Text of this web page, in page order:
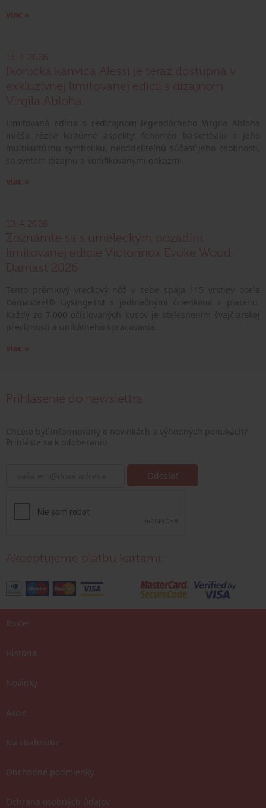
viac »
13. 4. 2026
Ikonická kanvica Alessi je teraz dostupná v
exkluzívnej limitovanej edícii s dizajnom
Virgila Abloha
viac »
10. 4. 2026
Zoznámte sa s umeleckým pozadím
limitovanej edície Victorinox Evoke Wood
Damast 2026
viac »
Prihlásenie do newslettra
Akceptujeme platbu kartami:
Rosler
História
Novinky
Akcie
Na stiahnutie
Obchodné podmienky
Ochrana osobných údajov